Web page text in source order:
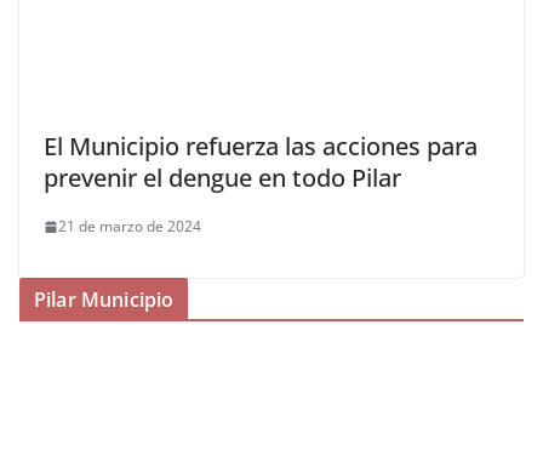
El Municipio refuerza las acciones para
prevenir el dengue en todo Pilar
21 de marzo de 2024
Pilar Municipio